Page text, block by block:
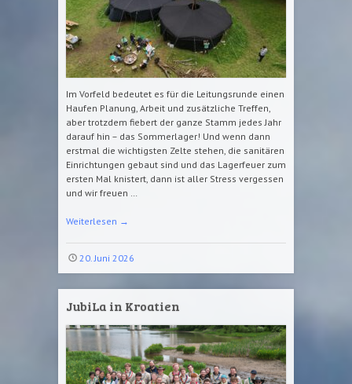
Im Vorfeld bedeutet es für die Leitungsrunde einen
Haufen Planung, Arbeit und zusätzliche Treffen,
aber trotzdem fiebert der ganze Stamm jedes Jahr
darauf hin – das Sommerlager! Und wenn dann
erstmal die wichtigsten Zelte stehen, die sanitären
Einrichtungen gebaut sind und das Lagerfeuer zum
ersten Mal knistert, dann ist aller Stress vergessen
und wir freuen …
Weiterlesen →
20. Juni 2026
JubiLa in Kroatien